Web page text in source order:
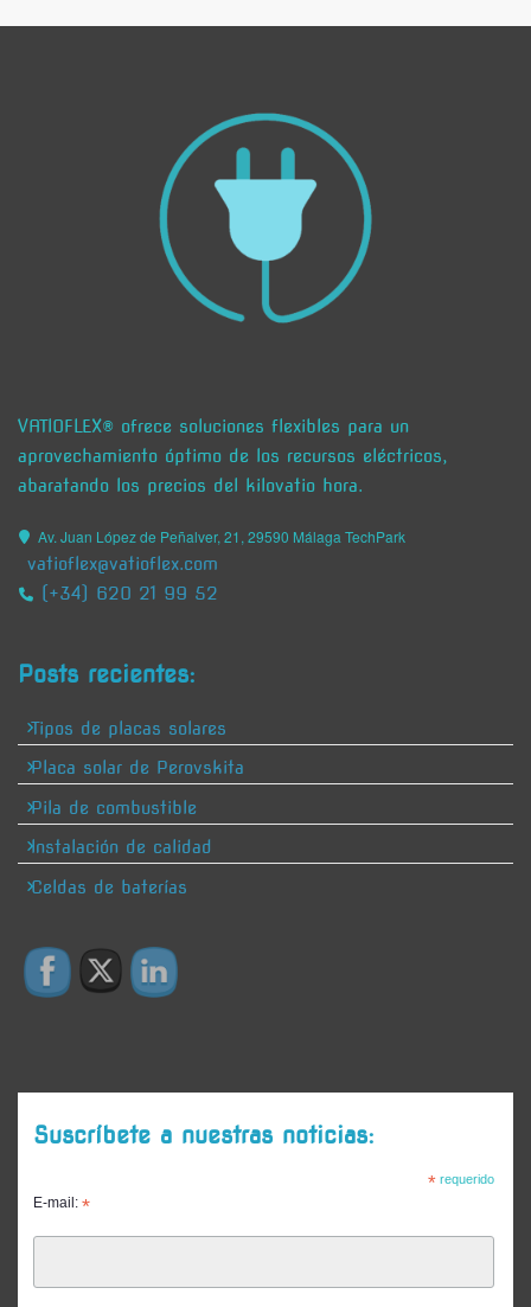
VATIOFLEX® ofrece soluciones flexibles para un
aprovechamiento óptimo de los recursos eléctricos,
abaratando los precios del kilovatio hora.
Av. Juan López de Peñalver, 21, 29590 Málaga TechPark
vatioflex@vatioflex.com
(+34) 620 21 99 52
Posts recientes:
Tipos de placas solares
Placa solar de Perovskita
Pila de combustible
Instalación de calidad
Celdas de baterías
Suscríbete a nuestras noticias:
*requerido
E-mail: *